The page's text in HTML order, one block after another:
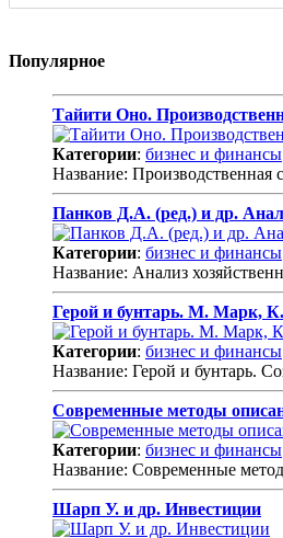
Популярное
Тайити Оно.
Категории: бизнес и финансы
Название:
Панков Д.А. (ред.) и др.
Категории: бизнес и финансы
Название: Анализ
Герой и бунтарь. М. Марк,
Категории: бизнес и финансы
Название: Герой и бунтарь.
Современные методы
Категории: бизнес и финансы
Название: Современные
Шарп У. и др. Инвестиции